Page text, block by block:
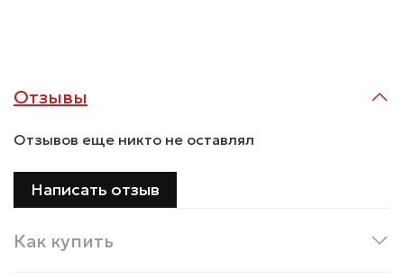
Отзывы
Отзывов еще никто не оставлял
Написать отзыв
Как купить